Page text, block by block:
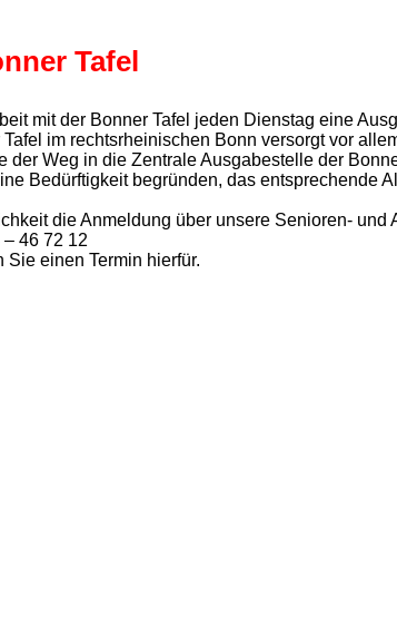
Tafel
mit der Bonner Tafel jeden Dienstag eine
im rechtsrheinischen Bonn versorgt vor
Weg in die Zentrale Ausgabestelle der
Bedürftigkeit begründen, das entsprechende
die Anmeldung über unsere Senioren-
46 72 12
einen Termin hierfür.